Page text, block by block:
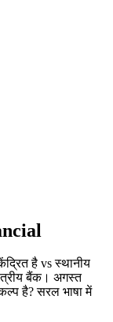
है vs स्थानीय
बैंक। अगस्त
है? सरल भाषा में